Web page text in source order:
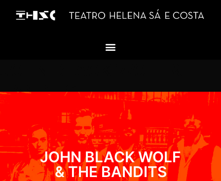
BANDITS
JOHN BLACK WOLF
& THE BANDITS